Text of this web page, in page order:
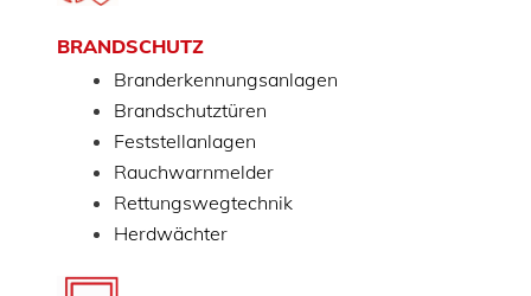
BRANDSCHUTZ
Branderkennungsanlagen
Brandschutztüren
Feststellanlagen
Rauchwarnmelder
Rettungswegtechnik
Herdwächter